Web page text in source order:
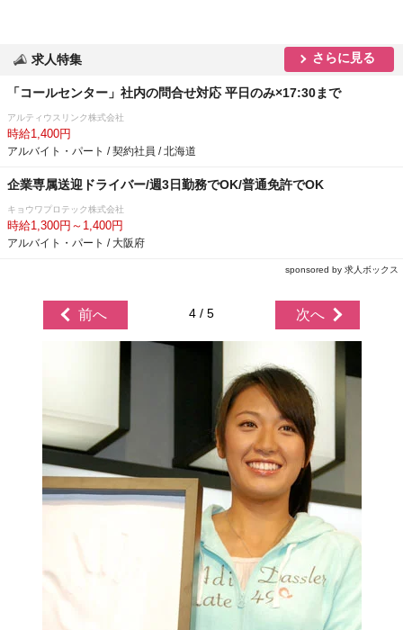
求人特集 さらに見る
「コールセンター」社内の問合せ対応 平日のみ×17:30まで
アルティウスリンク株式会社
時給1,400円
アルバイト・パート / 契約社員 / 北海道
企業専属送迎ドライバー/週3日勤務でOK/普通免許でOK
キョウワプロテック株式会社
時給1,300円～1,400円
アルバイト・パート / 大阪府
sponsored by 求人ボックス
前へ 4 / 5 次へ